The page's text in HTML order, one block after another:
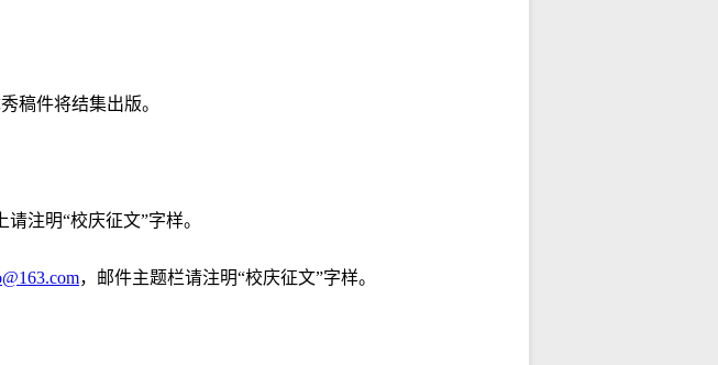
稿件将结集出版。
注明“校庆征文”字样。
，邮件主题栏请注明“校庆征文”字样。